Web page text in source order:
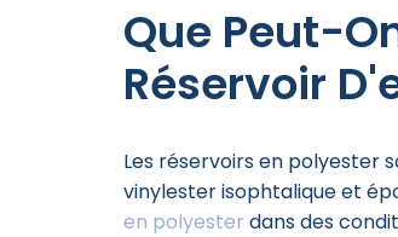
Que Peut-
Réservoir
Les réservoirs en polyester
vinylester isophtalique et
en polyester dans des